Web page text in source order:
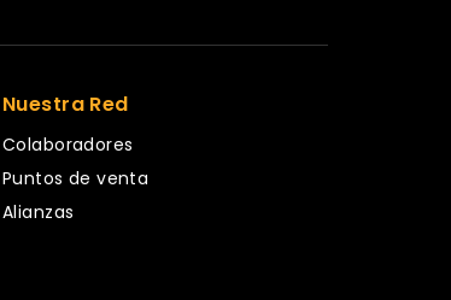
Nuestra Red
Colaboradores
Puntos de venta
Alianzas